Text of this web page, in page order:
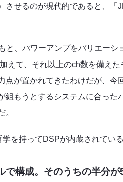
させるのが現代的であると、
と、パワーアンプをバリエー
えて、それ以上のch数を備え
点が置かれてきたわけだが、
組もうとするシステムに合っ
。
を持ってDSPが内蔵されている
で構成。そのうちの半分